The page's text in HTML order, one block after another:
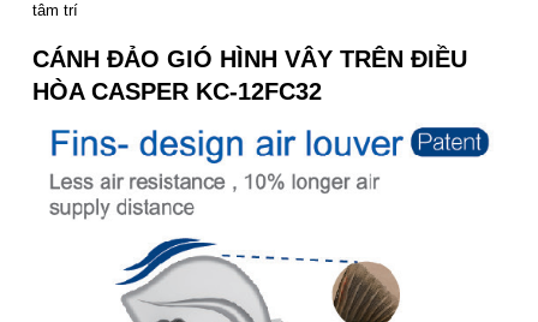
tâm trí
CÁNH ĐẢO GIÓ HÌNH VÂY TRÊN ĐIỀU
HÒA CASPER KC-12FC32